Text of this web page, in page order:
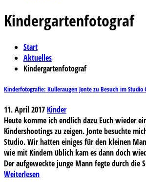
Kindergartenfotograf
Start
Aktuelles
Kindergartenfotograf
Kinderfotografie: Kulleraugen Jonte zu Besuch im Studio
11. April 2017 Kinder
Heute komme ich endlich dazu Euch wieder
Kindershootings zu zeigen. Jonte besuchte
Studio. Wir hatten einiges für den kleinen
wie mit Kindern üblich kam es dann doch
Der aufgeweckte junge Mann fegte durch die
Weiterlesen